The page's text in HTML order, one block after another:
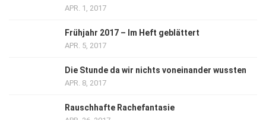
APR. 1, 2017
Frühjahr 2017 – Im Heft geblättert
APR. 5, 2017
Die Stunde da wir nichts voneinander wussten
APR. 8, 2017
Rauschhafte Rachefantasie